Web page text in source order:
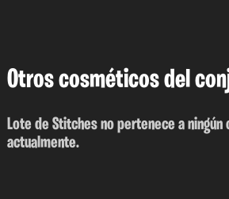
Otros cosméticos del
Lote de Stitches no pertenece a ningún
actualmente.